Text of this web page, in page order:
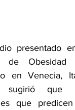
de la diabetes
presentado
de Obesidad
en Venecia,
sugirió que
que